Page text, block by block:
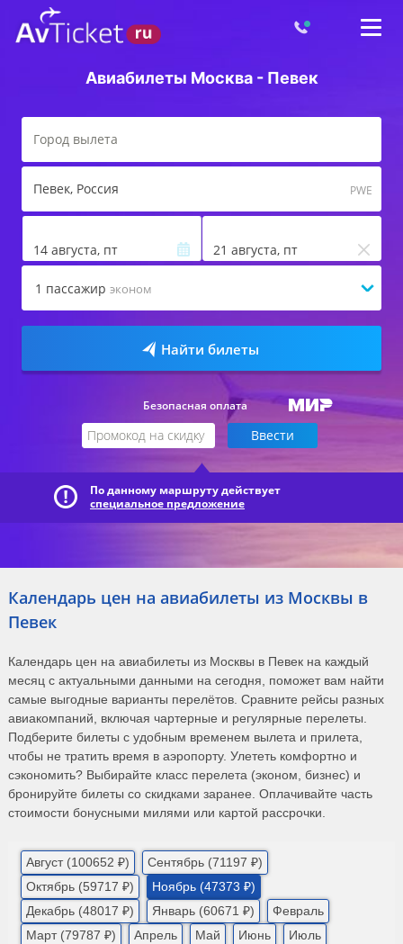
Авиабилеты Москва - Певек
Певек, Россия PWE
14 августа, пт 21 августа, пт
1 пассажир эконом
Найти билеты
Безопасная оплата
По данному маршруту действует
специальное предложение
Календарь цен на авиабилеты из Москвы в
Певек
Календарь цен на авиабилеты из Москвы в Певек на каждый
месяц с актуальными данными на сегодня, поможет вам найти
самые выгодные варианты перелётов. Сравните рейсы разных
авиакомпаний, включая чартерные и регулярные перелеты.
Подберите билеты с удобным временем вылета и прилета,
чтобы не тратить время в аэропорту. Улететь комфортно и
сэкономить? Выбирайте класс перелета (эконом, бизнес) и
бронируйте билеты со скидками заранее. Оплачивайте часть
стоимости бонусными милями или картой рассрочки.
Август (100652 ₽)
Сентябрь (71197 ₽)
Октябрь (59717 ₽)
Ноябрь (47373 ₽)
Декабрь (48017 ₽)
Январь (60671 ₽)
Февраль
Март (79787 ₽)
Апрель Май Июнь Июль